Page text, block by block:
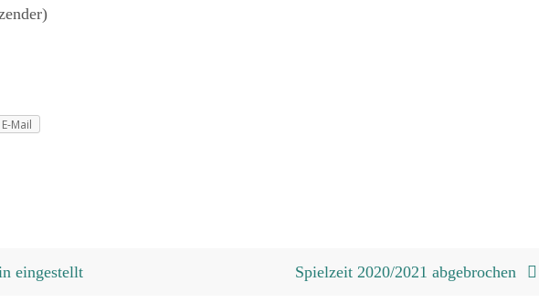
E-Mail
eingestellt Spielzeit 2020/2021 abgebrochen